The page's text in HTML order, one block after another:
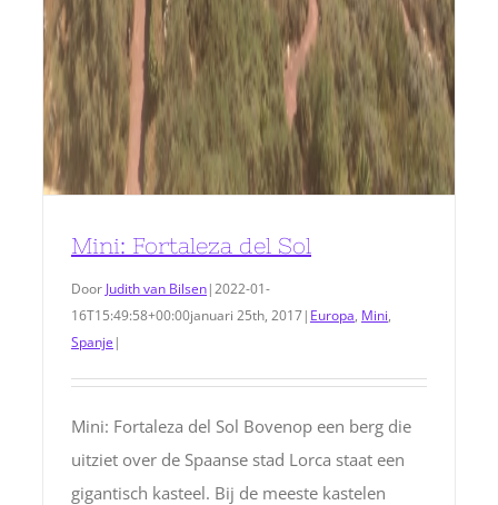
Mini: Fortaleza del Sol
Door Judith van Bilsen|2022-01-
16T15:49:58+00:00januari 25th, 2017| Europa, Mini,
Spanje |
Mini: Fortaleza del Sol Bovenop een berg die
uitziet over de Spaanse stad Lorca staat een
gigantisch kasteel. Bij de meeste kastelen